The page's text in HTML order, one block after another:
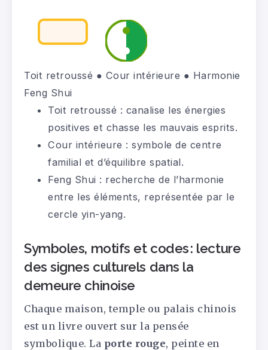
Toit retroussé ● Cour intérieure ● Harmonie
Feng Shui
Toit retroussé : canalise les énergies
positives et chasse les mauvais esprits.
Cour intérieure : symbole de centre
familial et d’équilibre spatial.
Feng Shui : recherche de l’harmonie
entre les éléments, représentée par le
cercle yin-yang.
Symboles, motifs et codes : lecture
des signes culturels dans la
demeure chinoise
Chaque maison, temple ou palais chinois
est un livre ouvert sur la pensée
symbolique. La porte rouge, peinte en